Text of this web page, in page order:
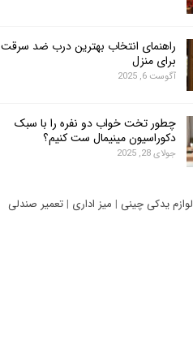
راهنمای انتخاب بهترین درب ضد سرقت
برای منزل
آگوست 6, 2025
چطور تخت خواب دو نفره را با سبک
دکوراسیون مینیمال ست کنیم؟
جولای 28, 2025
لوازم یدکی چینی | میز اداری | تعمیر صندلی